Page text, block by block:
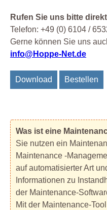
Rufen Sie uns bitte
Telefon: +49 (0) 6104 /
Gerne können Sie uns
info@Hoppe-Net.de
Download Bestellen
Was ist eine
Sie nutzen ein
Maintenance -
auf automatisierter Art
Informationen zu
der Maintenance-
Mit der Maintenance-